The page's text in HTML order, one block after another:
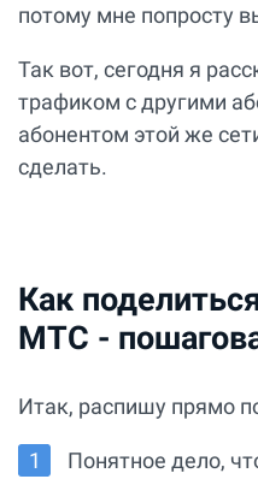
потому мне попросту
Так вот, сегодня я
трафиком с другими
абонентом этой же
сделать.
Как
МТС -
Итак, распишу прямо
Понятное дело,